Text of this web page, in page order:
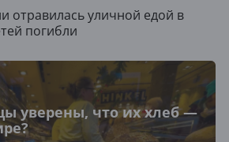
отравилась уличной едой в
погибли
уверены, что их хлеб —